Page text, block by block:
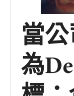
當
為